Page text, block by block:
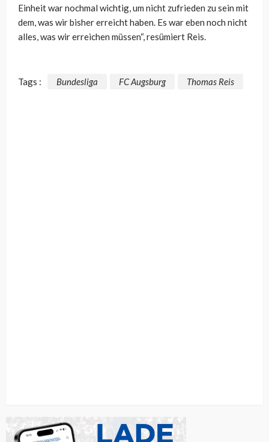
Einheit war nochmal wichtig, um nicht zufrieden zu sein mit
dem, was wir bisher erreicht haben. Es war eben noch nicht
alles, was wir erreichen müssen“, resümiert Reis.
Tags : Bundesliga FC Augsburg Thomas Reis